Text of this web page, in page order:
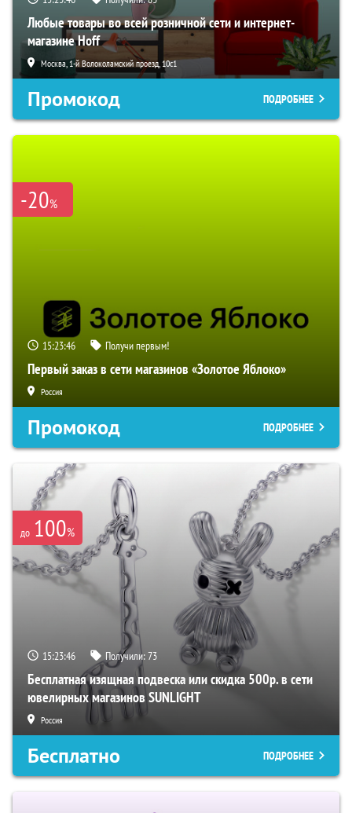
Любые товары во всей розничной сети и интернет-
магазине Hoff
Москва, 1-й Волоколамский проезд, 10с1
Промокод ПОДРОБНЕЕ
-20%
15:23:45 Получи первым!
Первый заказ в сети магазинов «Золотое Яблоко»
Россия
Промокод ПОДРОБНЕЕ
до 100%
15:23:45 Получили:73
Бесплатная изящная подвеска или скидка 500р. в сети
ювелирных магазинов SUNLIGHT
Россия
Бесплатно ПОДРОБНЕЕ